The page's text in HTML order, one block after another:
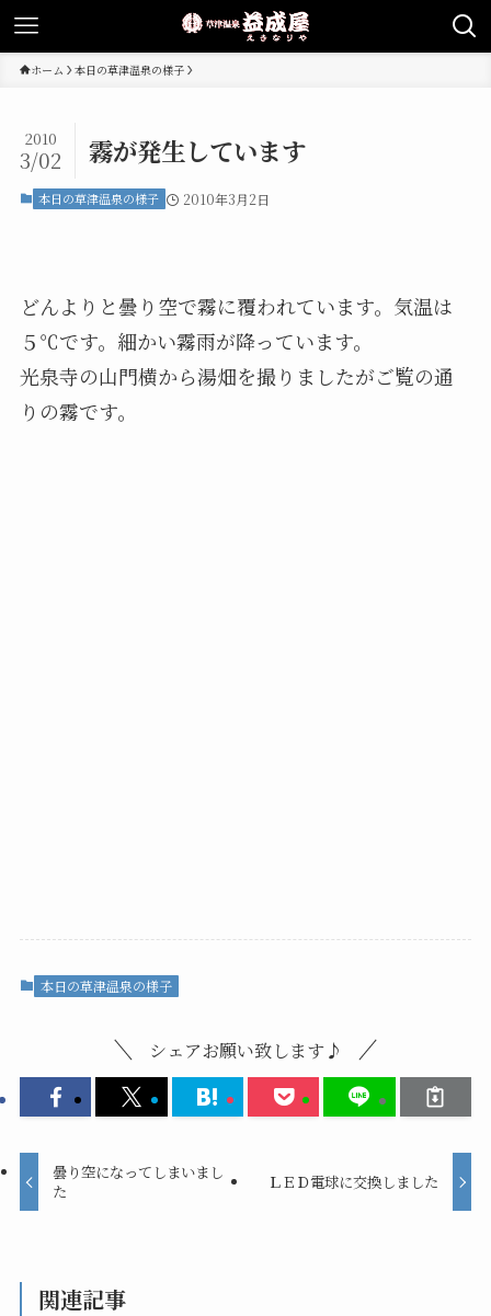
ホーム 本日の草津温泉の様子
霧が発生しています
2010
3/02
本日の草津温泉の様子 2010年3月2日
どんよりと曇り空で霧に覆われています。気温は
５℃です。細かい霧雨が降っています。
光泉寺の山門横から湯畑を撮りましたがご覧の通
りの霧です。
本日の草津温泉の様子
シェアお願い致します♪
曇り空になってしまいまし
た
ＬＥＤ電球に交換しました
関連記事